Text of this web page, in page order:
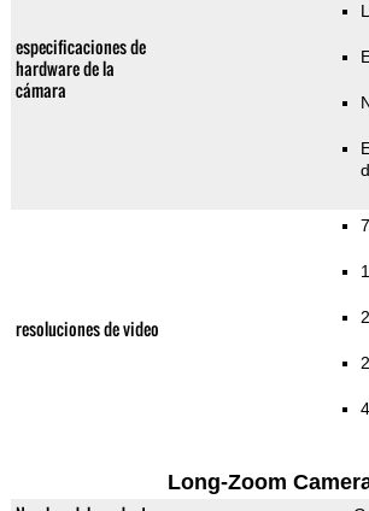
especificaciones de
hardware de la
cámara
resoluciones de video
Long-Zoom